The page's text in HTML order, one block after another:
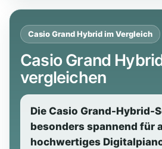
Casio Grand Hybrid im Vergleich
Casio Grand
vergleichen
Die Casio Grand-Hybrid-
besonders spannend für
hochwertiges